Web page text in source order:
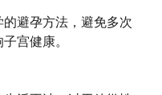
避孕方法，避免多次
宫健康。